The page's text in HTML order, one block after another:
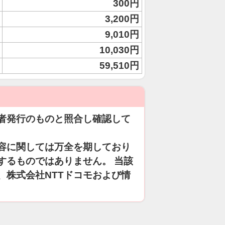
300円
3,200円
9,010円
10,030円
59,510円
発行のものと照合し確認して
に関しては万全を期しており
るものではありません。 当該
株式会社NTTドコモおよび情